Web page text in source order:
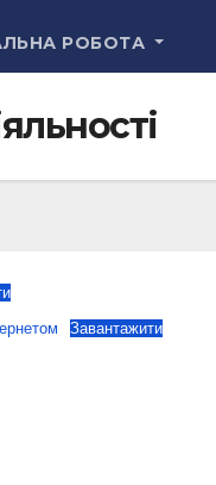
РОБОТА
Завантажити